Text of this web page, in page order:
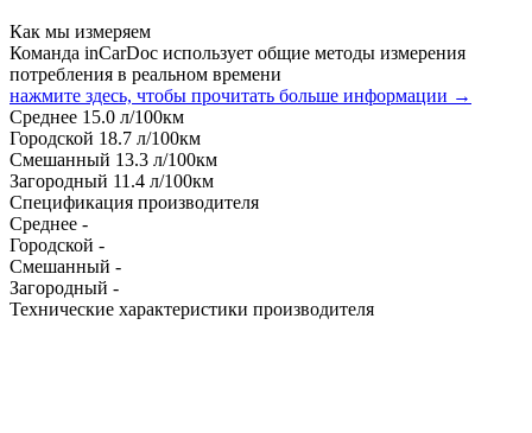
Как мы измеряем
Команда inCarDoc использует общие методы измерения
потребления в реальном времени
нажмите здесь, чтобы прочитать больше информации →
Среднее 15.0 л/100км
Городской 18.7 л/100км
Смешанный 13.3 л/100км
Загородный 11.4 л/100км
Спецификация производителя
Среднее -
Городской -
Смешанный -
Загородный -
Технические характеристики производителя